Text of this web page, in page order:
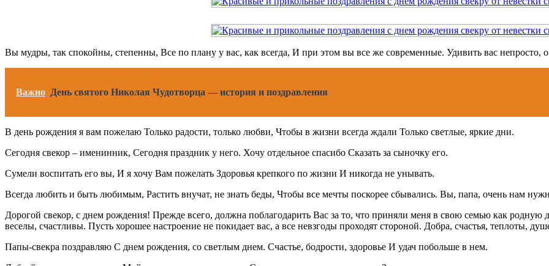
Вы мудры, так спокойны, степенны, Все по плану у вас, как всегда, И при этом вы все же современные. Удивить вас непросто,
Важно День святого Николая Чудотворца — история и поздравления
В день рождения я вам пожелаю Только радости, только любви, Чтобы в жизни всегда ждали Только светлые, яркие дни.
Сегодня свекор – именинник, Сегодня праздник у него. Хочу отдельное спасибо Сказать за сыночку его.
Сумели воспитать его вы, И я хочу Вам пожелать Здоровья крепкого по жизни И никогда не унывать.
Всегда любить и быть любимым, Растить внучат, не знать беды, Чтобы все мечты поскорее сбывались. Вы, папа, очень нам
Дорогой свекор, с днем рождения! Прежде всего, должна поблагодарить Вас за то, что приняли меня в свою семью как родную
веселы, счастливы. Пусть хорошее настроение не покидает вас, а все невзгоды проходят стороной. Добра, счастья, теплоты,
Папы-свекра поздравляю С днем рождения, со светлым днем. Счастье, бодрости, здоровье И удач побольше в нем.